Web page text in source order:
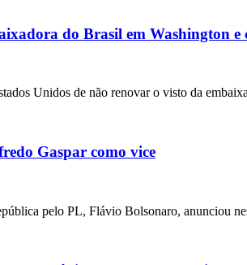
do Brasil em Washington
Unidos de não renovar o visto da
Gaspar como vice
pelo PL, Flávio Bolsonaro, anunciou